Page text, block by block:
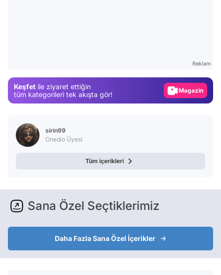
Reklam
Keşfet ile ziyaret ettiğin
tüm kategorileri tek akışta gör!
Magazin
sirin99
Onedio Üyesi
Tüm içerikleri
Sana Özel Seçtiklerimiz
Daha Fazla Sana Özel İçerikler